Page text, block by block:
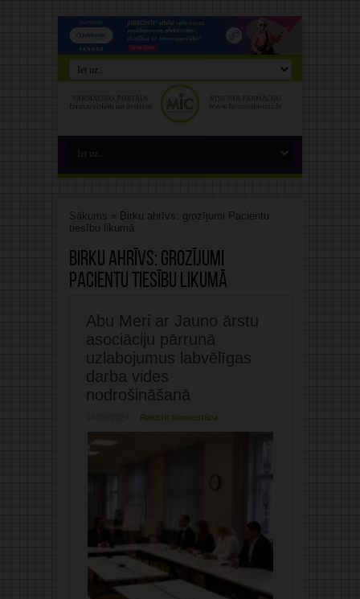
Sākums » Birku ahrīvs: grozījumi Pacientu
tiesību likumā
Birku ahrīvs: grozījumi
Pacientu tiesību likumā
Abu Meri ar Jauno ārstu
asociāciju pārrunā
uzlabojumus labvēlīgas
darba vides
nodrošināšanā
Rakstīt komentāru